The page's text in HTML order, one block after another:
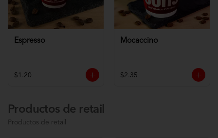
Espresso
$1.20
Mocaccino
$2.35
Productos de retail
Productos de retail